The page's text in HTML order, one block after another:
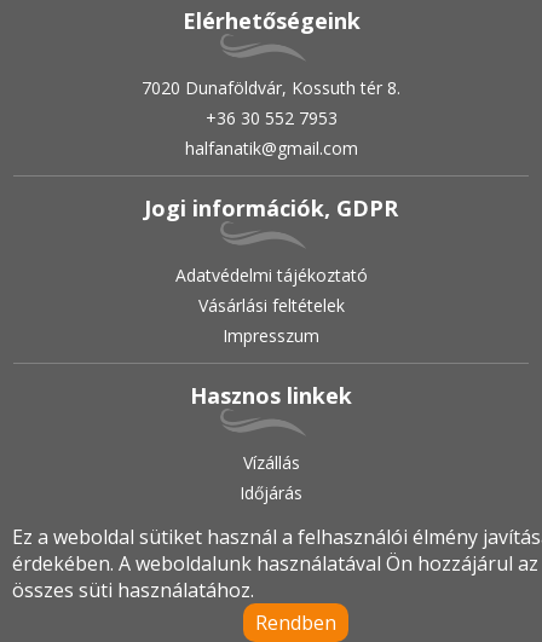
Elérhetőségeink
7020 Dunaföldvár, Kossuth tér 8.
+36 30 552 7953
halfanatik@gmail.com
Jogi információk, GDPR
Adatvédelmi tájékoztató
Vásárlási feltételek
Impresszum
Hasznos linkek
Vízállás
Időjárás
2019.•© halfanatik.hu•Minden jog fenntartva!
Ez a weboldal sütiket használ a felhasználói élmény
érdekében. A weboldalunk használatával Ön hozzájárul az
összes süti használatához.
Rendben